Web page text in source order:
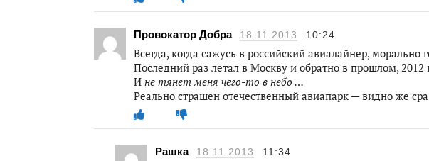
Провокатор Добра 18.11.2013 10:24
Всегда, когда сажусь в российский авиалайнер, морально
Последний раз летал в Москву и обратно в прошлом, 2012
И не тянет меня чего-то в небо …
Реально страшен отечественный авиапарк — видно же
Рашка 18.11.2013 11:34